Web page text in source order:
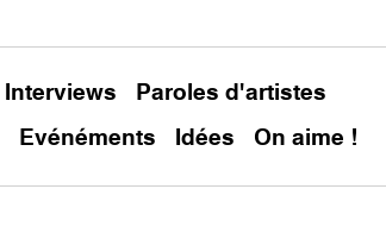
Interviews
Paroles d'artistes
Evénéments Idées On aime !